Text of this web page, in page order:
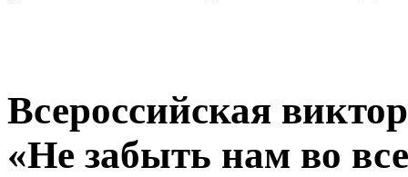
Всероссийская
«Не забыть нам во